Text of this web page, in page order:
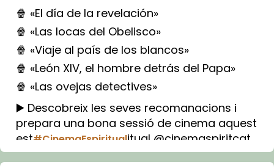
🍿 «El día de la revelación»
🍿 «Las locas del Obelisco»
🍿 «Viaje al país de los blancos»
🍿 «León XIV, el hombre detrás del Papa»
🍿 «Las ovejas detectives»
▶️ Descobreix les seves recomanacions i
prepara una bona sessió de cinema aquest
est#CinemaEspiritualitual @cinemaspiritcat
Imatge: Generada amb IA (OpenAI)